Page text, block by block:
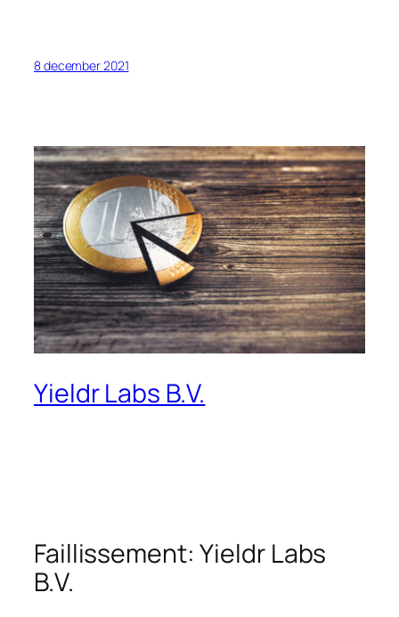
8 december 2021
Yieldr Labs B.V.
Faillissement: Yieldr Labs
B.V.